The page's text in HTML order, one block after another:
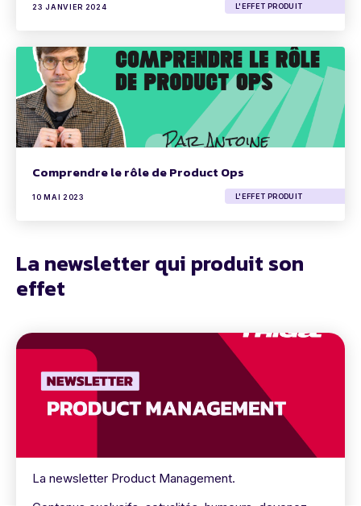
23 JANVIER 2024 L'EFFET PRODUIT
Comprendre le rôle de Product Ops
10 MAI 2023 L'EFFET PRODUIT
La newsletter qui produit son
effet
La newsletter Product Management.